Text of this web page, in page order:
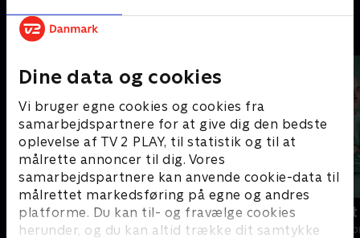
Dine data og cookies
Vi bruger egne cookies og cookies fra
samarbejdspartnere for at give dig den bedste
oplevelse af TV 2 PLAY, til statistik og til at
målrette annoncer til dig. Vores
samarbejdspartnere kan anvende cookie-data til
målrettet markedsføring på egne og andres
platforme. Du kan til- og fravælge cookies
herunder, og du kan altid trække dit samtykke
Andre så også
Happy fucking Pride
Drama • 1 sæsoner
Fake Patient
Drama • 1